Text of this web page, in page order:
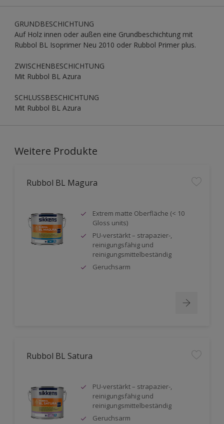
GRUNDBESCHICHTUNG
Auf Holz innen oder außen eine Grundbeschichtung mit
Rubbol BL Isoprimer Neu 2010 oder Rubbol Primer plus.
ZWISCHENBESCHICHTUNG
Mit Rubbol BL Azura
SCHLUSSBESCHICHTUNG
Mit Rubbol BL Azura
Weitere Produkte
Rubbol BL Magura
Extrem matte Oberfläche (< 10
Gloss units)
PU-verstärkt – strapazier-,
reinigungsfähig und
reinigungsmittelbeständig
Geruchsarm
Rubbol BL Satura
PU-verstärkt – strapazier-,
reinigungsfähig und
reinigungsmittelbeständig
Geruchsarm